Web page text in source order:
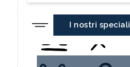
I nostri speciali